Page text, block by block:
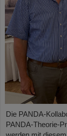
Die PANDA-
PANDA-Theorie-